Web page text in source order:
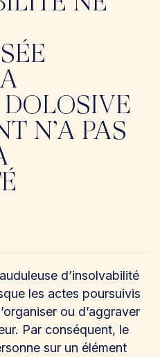
N’A PAS
d’insolvabilité
les actes poursuivis
ou d’aggraver
Par conséquent, le
sur un élément